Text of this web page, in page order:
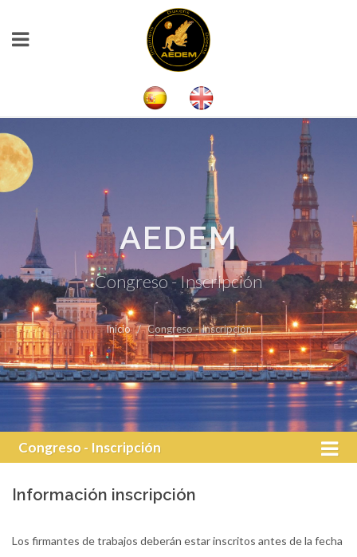
AEDEM
Congreso - Inscripción
Inicio Congreso - Inscripción
Congreso - Inscripción
Información inscripción
Los firmantes de trabajos deberán estar inscritos antes de la fecha